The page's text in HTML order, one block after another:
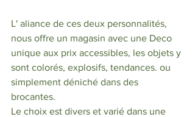
L' aliance de ces deux personnalités,
nous offre un magasin avec une Deco
unique aux prix accessibles, les objets y
sont colorés, explosifs, tendances. ou
simplement déniché dans des
brocantes.
Le choix est divers et varié dans une